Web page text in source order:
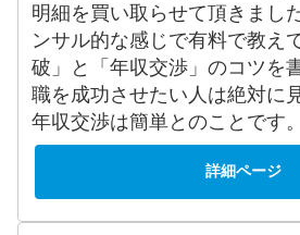
明細を買い取らせて頂きまし
ンサル的な感じで有料で教え
破」と「年収交渉」のコツを
職を成功させたい人は絶対に
年収交渉は簡単とのことです。
詳細ページ